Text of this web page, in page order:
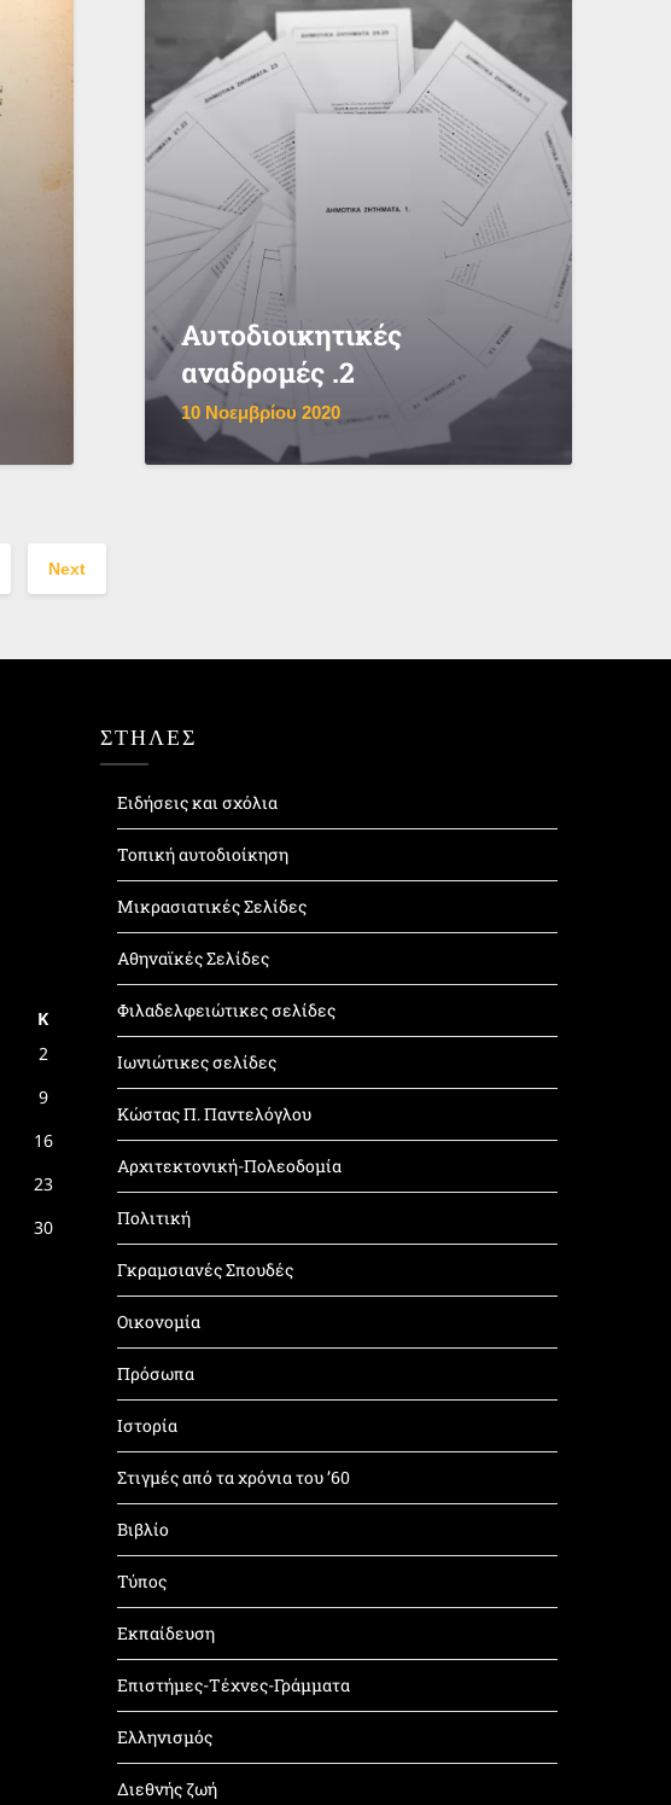
Αυτοδιοικητικές
αναδρομές .2
10 Νοεμβρίου 2020
Next
Κ
2
9
16
23
30
ΣΤΗΛΕΣ
Ειδήσεις και σχόλια
Τοπική αυτοδιοίκηση
Μικρασιατικές Σελίδες
Αθηναϊκές Σελίδες
Φιλαδελφειώτικες σελίδες
Ιωνιώτικες σελίδες
Κώστας Π. Παντελόγλου
Αρχιτεκτονική-Πολεοδομία
Πολιτική
Γκραμσιανές Σπουδές
Οικονομία
Πρόσωπα
Ιστορία
Στιγμές από τα χρόνια του ’60
Βιβλίο
Τύπος
Εκπαίδευση
Επιστήμες-Τέχνες-Γράμματα
Ελληνισμός
Διεθνής ζωή